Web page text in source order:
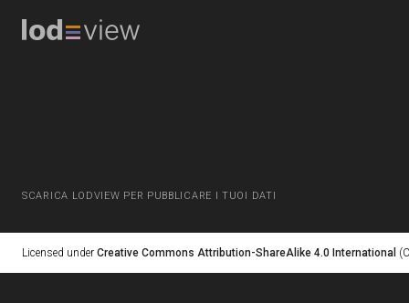
SCARICA LODVIEW PER PUBBLICARE I TUOI DATI
Licensed under Creative Commons Attribution-ShareAlike 4.0 International